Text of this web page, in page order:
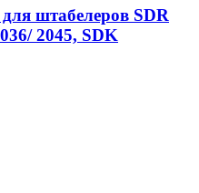
штабелеров SDR
2045, SDK